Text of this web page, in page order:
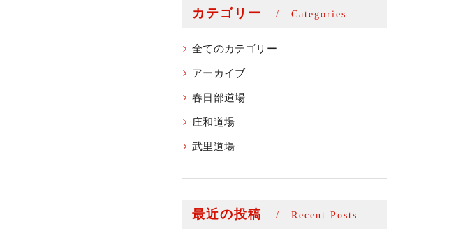
カテゴリー Categories
全てのカテゴリー
アーカイブ
春日部道場
庄和道場
武里道場
最近の投稿 Recent Posts